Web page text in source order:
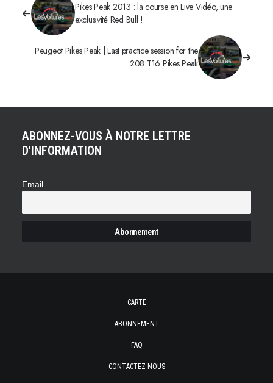
Pikes Peak 2013 : la course en Live Vidéo, une
exclusivité Red Bull !
Peugeot Pikes Peak | Last practice session for the
208 T16 Pikes Peak
ABONNEZ-VOUS À NOTRE LETTRE
D'INFORMATION
Email
CARTE
ABONNEMENT
FAQ
CONTACTEZ-NOUS